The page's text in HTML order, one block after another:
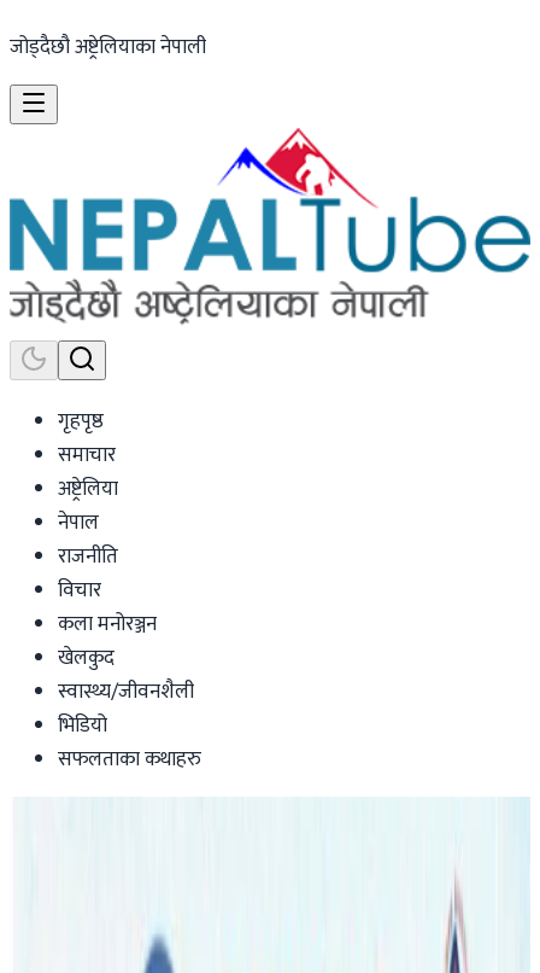
जोड्दैछौ अष्ट्रेलियाका नेपाली
गृहपृष्ठ
समाचार
अष्ट्रेलिया
नेपाल
राजनीति
विचार
कला मनोरञ्जन
खेलकुद
स्वास्थ्य/जीवनशैली
भिडियो
सफलताका कथाहरु
नेपाली नयाँ वर्ष ०८१ को स्वागतमा ब्रिजबेनमा
लाईभ दोहोरी,यस्तो हुनेछ सांस्कृतिक उत्सव !